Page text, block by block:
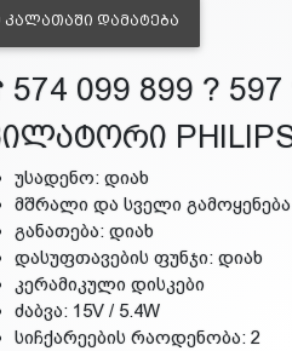
ᲙᲐᲚᲐᲗᲐᲨᲘ ᲓᲐᲛᲐᲢᲔᲑᲐ
099 899 ? 597
უსადენო: დიახ
მშრალი და სველი გამოყენება
განათება: დიახ
დასუფთავების ფუნჯი: დიახ
კერამიკული დისკები
ძაბვა: 15V / 5.4W
სიჩქარეების რაოდენობა: 2